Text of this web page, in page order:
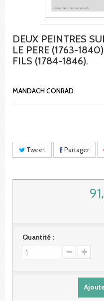
DEUX PEINTRES
LE PERE (1763-
FILS (1784-1846).
MANDACH CONRAD
Tweet Partager
Quantité :